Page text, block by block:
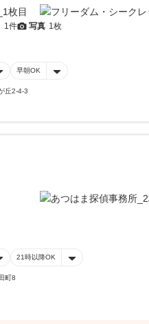
1件 写真 1枚
早朝OK
丘2-4-3
21時以降OK
町8